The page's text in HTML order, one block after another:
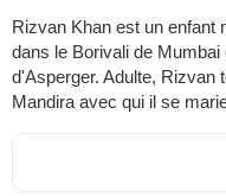
Rizvan Khan est un enfant
dans le Borivali de
d'Asperger. Adulte, Rizvan
Mandira avec qui il se